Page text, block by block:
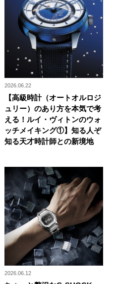
2026.06.22
【高級時計（オートオルロジ
ュリー）のあり方を本気で考
える！ルイ・ヴィトンのウォ
ッチメイキング①】知る人ぞ
知る天才時計師との新境地
2026.06.12